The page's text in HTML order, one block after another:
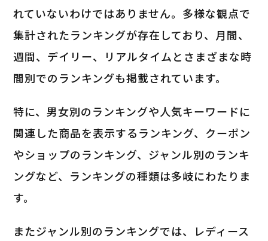
れていないわけではありません。多様な観点で
集計されたランキングが存在しており、月間、
週間、デイリー、リアルタイムとさまざまな時
間別でのランキングも掲載されています。
特に、男女別のランキングや人気キーワードに
関連した商品を表示するランキング、クーポン
やショップのランキング、ジャンル別のランキ
ングなど、ランキングの種類は多岐にわたりま
す。
またジャンル別のランキングでは、レディース